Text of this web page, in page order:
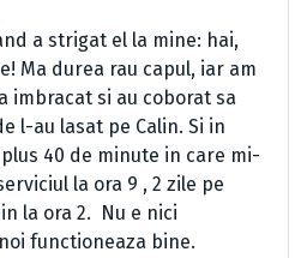
a strigat el la mine: hai,
Ma durea rau capul, iar am
imbracat si au coborat sa
l-au lasat pe Calin. Si in
40 de minute in care mi-
la ora 9 , 2 zile pe
la ora 2. Nu e nici
functioneaza bine.